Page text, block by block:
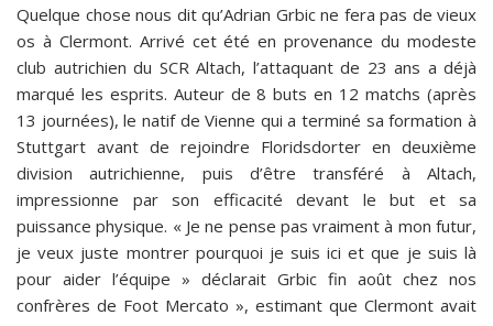
Quelque chose nous dit qu’Adrian Grbic ne fera pas de vieux
os à Clermont. Arrivé cet été en provenance du modeste
club autrichien du SCR Altach, l’attaquant de 23 ans a déjà
marqué les esprits. Auteur de 8 buts en 12 matchs (après
13 journées), le natif de Vienne qui a terminé sa formation à
Stuttgart avant de rejoindre Floridsdorter en deuxième
division autrichienne, puis d’être transféré à Altach,
impressionne par son efficacité devant le but et sa
puissance physique. « Je ne pense pas vraiment à mon futur,
je veux juste montrer pourquoi je suis ici et que je suis là
pour aider l’équipe » déclarait Grbic fin août chez nos
confrères de Foot Mercato », estimant que Clermont avait